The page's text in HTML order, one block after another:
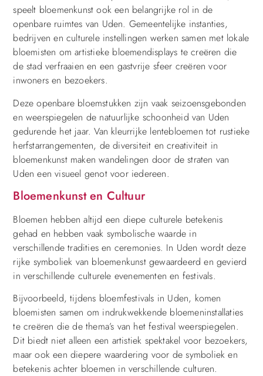
speelt bloemenkunst ook een belangrijke rol in de
openbare ruimtes van Uden. Gemeentelijke instanties,
bedrijven en culturele instellingen werken samen met lokale
bloemisten om artistieke bloemendisplays te creëren die
de stad verfraaien en een gastvrije sfeer creëren voor
inwoners en bezoekers.
Deze openbare bloemstukken zijn vaak seizoensgebonden
en weerspiegelen de natuurlijke schoonheid van Uden
gedurende het jaar. Van kleurrijke lentebloemen tot rustieke
herfstarrangementen, de diversiteit en creativiteit in
bloemenkunst maken wandelingen door de straten van
Uden een visueel genot voor iedereen.
Bloemenkunst en Cultuur
Bloemen hebben altijd een diepe culturele betekenis
gehad en hebben vaak symbolische waarde in
verschillende tradities en ceremonies. In Uden wordt deze
rijke symboliek van bloemenkunst gewaardeerd en gevierd
in verschillende culturele evenementen en festivals.
Bijvoorbeeld, tijdens bloemfestivals in Uden, komen
bloemisten samen om indrukwekkende bloemeninstallaties
te creëren die de thema’s van het festival weerspiegelen.
Dit biedt niet alleen een artistiek spektakel voor bezoekers,
maar ook een diepere waardering voor de symboliek en
betekenis achter bloemen in verschillende culturen.